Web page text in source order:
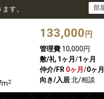
す。
2
133,000 円
管理費10,000円
敷/礼 1ヶ月/1ヶ月
仲介/FR 0ヶ月/0ヶ月
向き/入居北/相談